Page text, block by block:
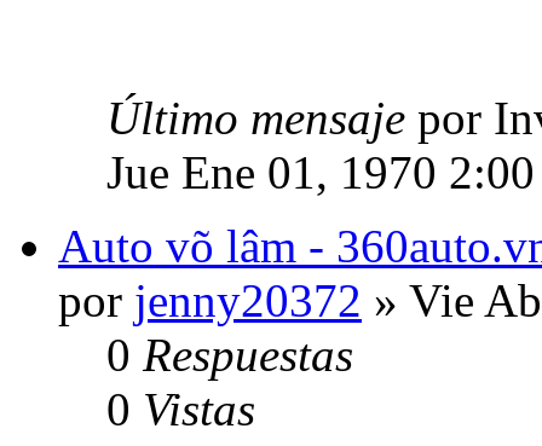
Último mensaje por
Jue Ene 01, 1970
Auto võ lâm -
por jenny20372 » Vie
0 Respuestas
0 Vistas